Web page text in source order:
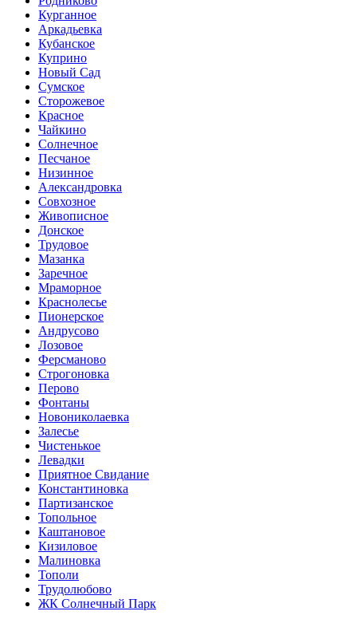
Курганное
Аркадьевка
Кубанское
Куприно
Новый Сад
Сумское
Сторожевое
Красное
Чайкино
Солнечное
Песчаное
Низинное
Александровка
Совхозное
Живописное
Донское
Трудовое
Мазанка
Заречное
Мраморное
Краснолесье
Пионерское
Андрусово
Лозовое
Ферсманово
Строгоновка
Перово
Фонтаны
Новониколаевка
Залесье
Чистенькое
Левадки
Приятное Свидание
Константиновка
Партизанское
Топольное
Каштановое
Кизиловое
Малиновка
Тополи
Трудолюбово
ЖК Солнечный Парк